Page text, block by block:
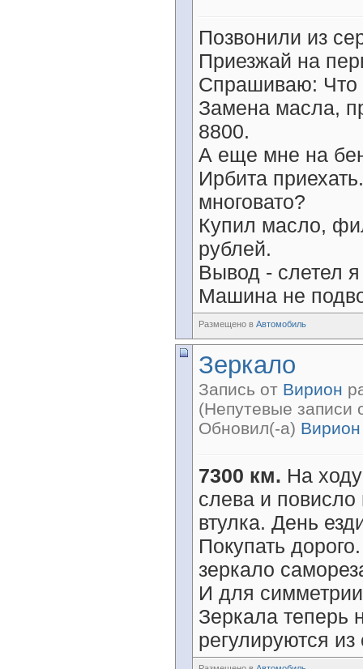
Позвонили из
Приезжай на
Спрашиваю: Что
Замена масла,
8800.
А еще мне на
Ирбита
многовато?
Купил масло,
рублей.
Вывод - слетел
Машина не
Размещено в Автомобиль
Зеркало
Запись от Вирион
(Непутевые записи
Обновил(-а) Вирион
7300 км. На
слева и
втулка. День
Покупать
зеркало
И для
Зеркала теперь
регулируются